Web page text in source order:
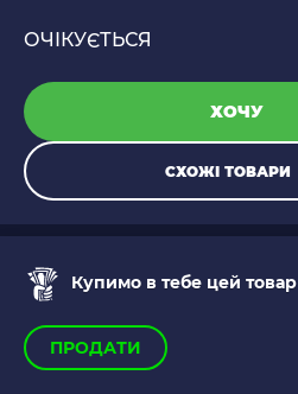
ОЧІКУЄТЬСЯ
ХОЧУ
СХОЖІ ТОВАРИ
Купимо в тебе цей товар
ПРОДАТИ